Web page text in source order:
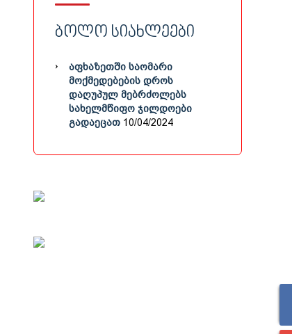
ᲑᲝᲚᲝ ᲡᲘᲐᲮᲚᲔᲔᲑᲘ
ᲐᲤᲮᲐᲖᲔᲗᲨᲘ ᲡᲐᲝᲛᲐᲠᲘ
ᲛᲝᲥᲛᲔᲓᲔᲑᲔᲑᲘᲡ ᲓᲠᲝᲡ
ᲓᲐᲦᲣᲞᲣᲚ ᲛᲔᲑᲠᲫᲝᲚᲔᲑᲡ
ᲡᲐᲮᲔᲚᲛᲬᲘᲤᲝ ᲯᲘᲚᲓᲝᲔᲑᲘ
ᲒᲐᲓᲐᲔᲪᲐᲗ 10/04/2024